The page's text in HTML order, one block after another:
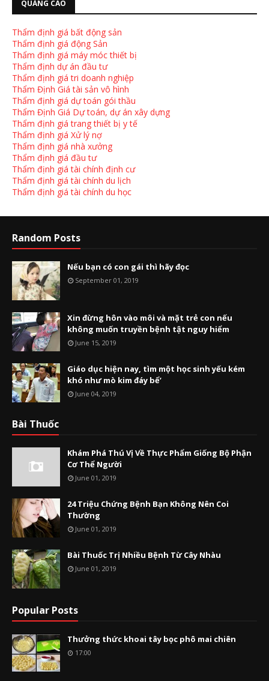
QUẢNG CÁO
Thẩm định giá bất động sản
Thẩm định giá động Sản
Thẩm định giá máy móc thiết bị
Thẩm định dự án đầu tư
Thẩm định giá tri doanh nghiệp
Thẩm Định Giá tài sản vô hình
Thẩm định giá dự toán gói thầu
Thẩm Định Giá Dự toán, dự án xây dựng
Thẩm định giá trang thiết bị y tế
Thẩm định giá Xử lý nợ
Thẩm định giá nhà xưởng
Thẩm định giá đầu tư
Thẩm định giá tài chính định cư
Thẩm định giá tài chính du lịch
Thẩm định giá tài chính du học
Random Posts
Nếu bạn có con gái thì hãy đọc
September 01, 2019
Xin đừng hôn vào môi và mặt trẻ con nếu
không muốn truyền bệnh tật nguy hiểm
June 15, 2019
Giáo dục hiện nay, tìm một học sinh yếu kém
khó như mò kim đáy bể’
June 04, 2019
Bài Thuốc
Khám Phá Thú Vị Về Thực Phẩm Giống Bộ Phận
Cơ Thể Người
June 01, 2019
24 Triệu Chứng Bệnh Bạn Không Nên Coi
Thường
June 01, 2019
Bài Thuốc Trị Nhiều Bệnh Từ Cây Nhàu
June 01, 2019
Popular Posts
Thưởng thức khoai tây bọc phô mai chiên
17:00